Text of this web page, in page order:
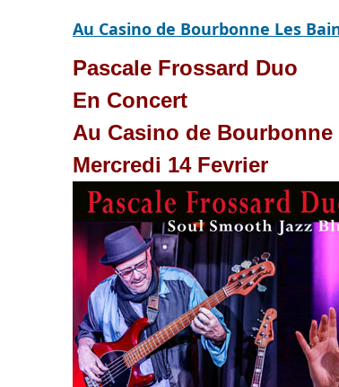
Au Casino de Bourbonne Les
Pascale Frossard Duo
En Concert
Au Casino de Bourbonne
Mercredi 14 Fevrier